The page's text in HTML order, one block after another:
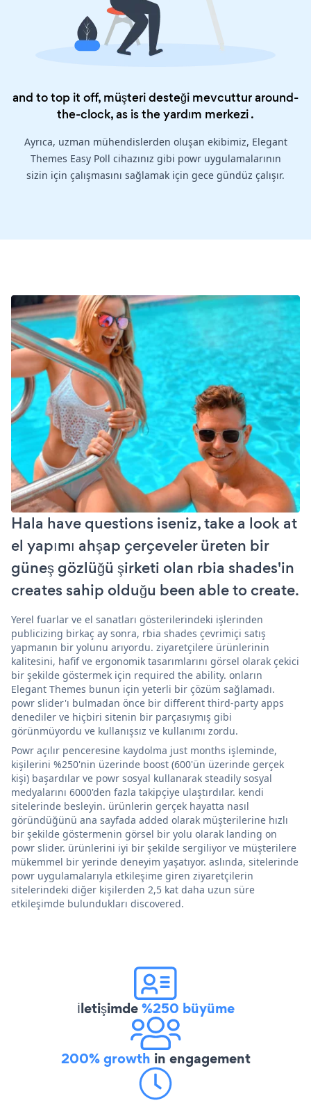
and to top it off, müşteri desteği mevcuttur around-
the-clock, as is theyardım merkezi.
Ayrıca, uzman mühendislerden oluşan ekibimiz, Elegant
Themes Easy Poll cihazınız gibi powr uygulamalarının
sizin için çalışmasını sağlamak için gece gündüz çalışır.
Hala have questions iseniz, take a look at
el yapımı ahşap çerçeveler üreten bir
güneş gözlüğü şirketi olan rbia shades'in
creates sahip olduğu been able to create.
Yerel fuarlar ve el sanatları gösterilerindeki işlerinden
publicizing birkaç ay sonra, rbia shades çevrimiçi satış
yapmanın bir yolunu arıyordu. ziyaretçilere ürünlerinin
kalitesini, hafif ve ergonomik tasarımlarını görsel olarak çekici
bir şekilde göstermek için required the ability. onların
Elegant Themes bunun için yeterli bir çözüm sağlamadı.
powr slider'ı bulmadan önce bir different third-party apps
denediler ve hiçbiri sitenin bir parçasıymış gibi
görünmüyordu ve kullanışsız ve kullanımı zordu.
Powr açılır penceresine kaydolma just months işleminde,
kişilerini %250'nin üzerinde boost (600'ün üzerinde gerçek
kişi) başardılar ve powr sosyal kullanarak steadily sosyal
medyalarını 6000'den fazla takipçiye ulaştırdılar. kendi
sitelerinde besleyin. ürünlerin gerçek hayatta nasıl
göründüğünü ana sayfada added olarak müşterilerine hızlı
bir şekilde göstermenin görsel bir yolu olarak landing on
powr slider. ürünlerini iyi bir şekilde sergiliyor ve müşterilere
mükemmel bir yerinde deneyim yaşatıyor. aslında, sitelerinde
powr uygulamalarıyla etkileşime giren ziyaretçilerin
sitelerindeki diğer kişilerden 2,5 kat daha uzun süre
etkileşimde bulundukları discovered.
İletişimde%250 büyüme
200% growth in engagement